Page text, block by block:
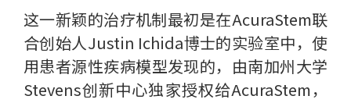
这一新颖的治疗机制最初是在AcuraStem联
合创始人Justin Ichida博士的实验室中，使
用患者源性疾病模型发现的，由南加州大学
Stevens创新中心独家授权给AcuraStem，